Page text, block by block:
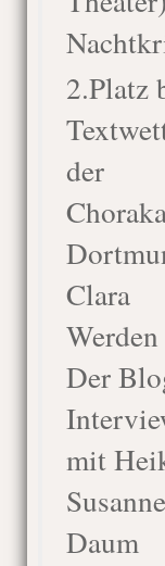
2.Platz
der
Clara
Der
mit
Susanne
Daum